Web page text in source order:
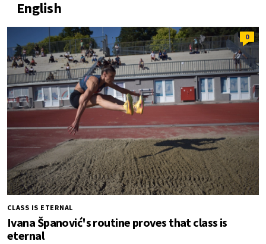
English
0
CLASS IS ETERNAL
Ivana Španović's routine proves that class is
eternal